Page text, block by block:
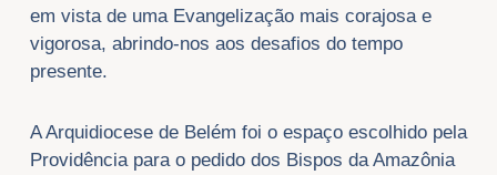
em vista de uma Evangelização mais corajosa e
vigorosa, abrindo-nos aos desafios do tempo
presente.
A Arquidiocese de Belém foi o espaço escolhido pela
Providência para o pedido dos Bispos da Amazônia